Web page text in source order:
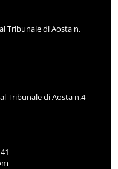
Tribunale di Aosta n.
Tribunale di Aosta n.4